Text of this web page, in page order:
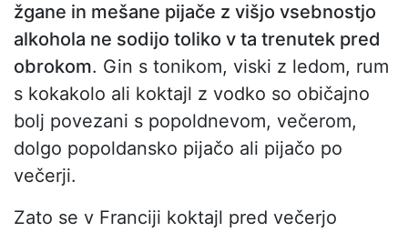
žgane in mešane pijače z višjo vsebnostjo
alkohola ne sodijo toliko v ta trenutek pred
obrokom. Gin s tonikom, viski z ledom, rum
s kokakolo ali koktajl z vodko so običajno
bolj povezani s popoldnevom, večerom,
dolgo popoldansko pijačo ali pijačo po
večerji.
Zato se v Franciji koktajl pred večerjo